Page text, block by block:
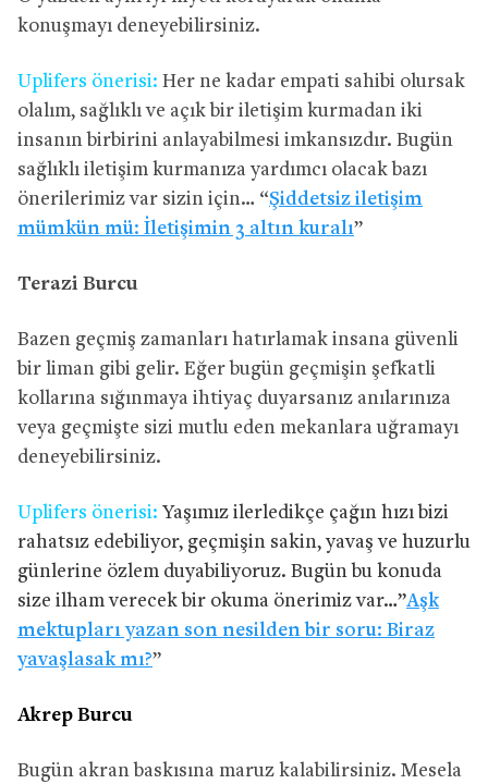
konuşmayı deneyebilirsiniz.
Uplifers önerisi: Her ne kadar empati sahibi olursak
olalım, sağlıklı ve açık bir iletişim kurmadan iki
insanın birbirini anlayabilmesi imkansızdır. Bugün
sağlıklı iletişim kurmanıza yardımcı olacak bazı
önerilerimiz var sizin için… “Şiddetsiz iletişim
mümkün mü: İletişimin 3 altın kuralı”
Terazi Burcu
Bazen geçmiş zamanları hatırlamak insana güvenli
bir liman gibi gelir. Eğer bugün geçmişin şefkatli
kollarına sığınmaya ihtiyaç duyarsanız anılarınıza
veya geçmişte sizi mutlu eden mekanlara uğramayı
deneyebilirsiniz.
Uplifers önerisi: Yaşımız ilerledikçe çağın hızı bizi
rahatsız edebiliyor, geçmişin sakin, yavaş ve huzurlu
günlerine özlem duyabiliyoruz. Bugün bu konuda
size ilham verecek bir okuma önerimiz var…”Aşk
mektupları yazan son nesilden bir soru: Biraz
yavaşlasak mı?”
Akrep Burcu
Bugün akran baskısına maruz kalabilirsiniz. Mesela